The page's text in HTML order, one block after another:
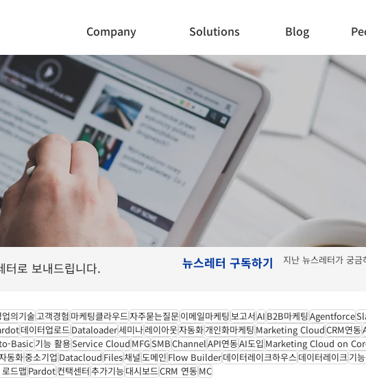
Company Solutions Blog
뉴스레터 구독하기
로 보내드립니다. 지난 뉴스레터가 궁금
의기술고객경험마케팅클라우드자주묻는질문이메일마케팅보고서AIB2B마케팅Agentforce
데이터업로드Dataloader세미나레이아웃자동화개인화마케팅Marketing CloudCRM연동
Basic기능 활용Service CloudMFGSMBChannelAPI연동AI도입Marketing Cloud on
동화중소기업DatacloudFiles채널도메인Flow Builder데이터레이크하우스데이터레이크기
드맵Pardot컨택센터추가기능대시보드CRM 연동MC